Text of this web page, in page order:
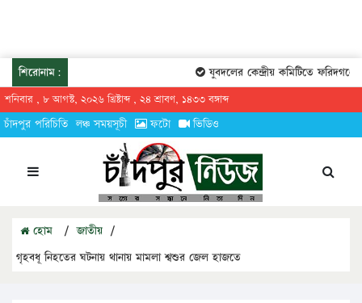
শিরোনাম: যুবদলের কেন্দ্রীয় কমিটিতে ফরিদগঞ্জের
শনিবার , ৮ আগস্ট, ২০২৬ খ্রিষ্টাব্দ , ২৪ শ্রাবণ, ১৪৩৩ বঙ্গাব্দ
চাঁদপুর পরিচিতি লঞ্চ সময়সূচী ফটো ভিডিও
হোম / জাতীয় /
গৃহবধূ নিহতের ঘটনায় থানায় মামলা শ্বশুর জেল হাজতে